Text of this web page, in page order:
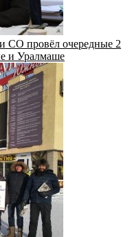
СО провёл очередные 2
и Уралмаше